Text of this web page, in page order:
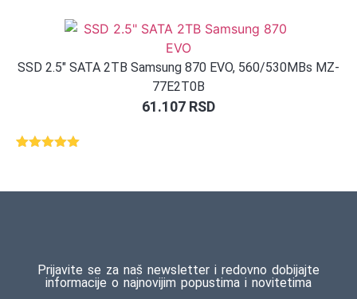
SSD 2.5″ SATA 2TB Samsung 870 EVO, 560/530MBs MZ-
77E2T0B
61.107 RSD
ocene
Prijavite se za naš newsletter i redovno dobijajte
informacije o najnovijim popustima i novitetima